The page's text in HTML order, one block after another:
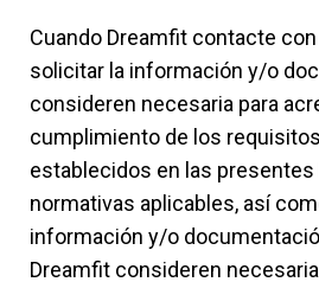
Cuando Dreamfit contacte con
solicitar la información y/o
consideren necesaria para
cumplimiento de los
establecidos en las presentes
normativas aplicables, así
información y/o
Dreamfit consideren